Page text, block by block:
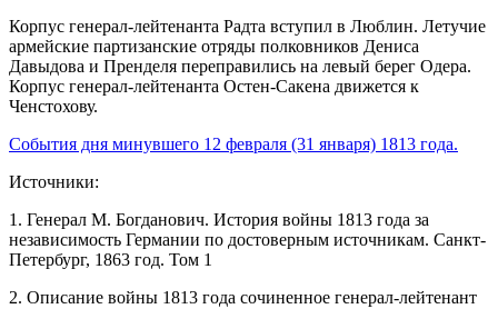
Корпус генерал-лейтенанта Радта вступил в Люблин. Летучие
армейские партизанские отряды полковников Дениса
Давыдова и Пренделя переправились на левый берег Одера.
Корпус генерал-лейтенанта Остен-Сакена движется к
Ченстохову.
События дня минувшего 12 февраля (31 января) 1813 года.
Источники:
1. Генерал М. Богданович. История войны 1813 года за
независимость Германии по достоверным источникам. Санкт-
Петербург, 1863 год. Том 1
2. Описание войны 1813 года сочиненное генерал-лейтенант